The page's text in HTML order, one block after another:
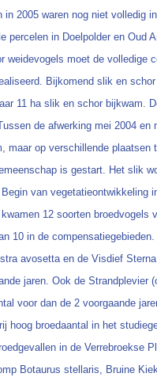
in 2005 waren nog niet volledig
percelen in Doelpolder en Oud
weidevogels moet de volledige
Bijkomend slik en
11 ha slik en schor bijkwam.
de afwerking mei 2004 en
maar op verschillende plaatsen
is gestart. Het slik
van vegetatieontwikkeling
12 soorten broedvogels
10 in de
avosetta en de Visdief
jaren. Ook de Strandplevier
voor dan de 2 voorgaande
hoog broedaantal in het
in de Verrebroekse
Botaurus stellaris, Bruine